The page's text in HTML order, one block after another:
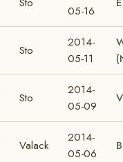
05-16
Sto
2014-
05-11
Sto
2014-
05-09
Valack
2014-
05-06